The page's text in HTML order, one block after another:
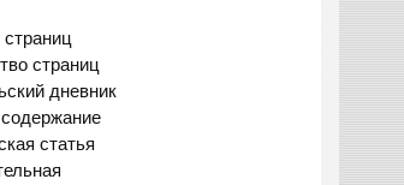
страниц
дневник
статья